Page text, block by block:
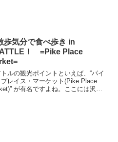
歩気分で食べ歩き in
！ =Pike Place
ルの観光ポイントといえば、“パイ
プレイス・マーケット(Pike Place
が有名ですよね。ここには沢山